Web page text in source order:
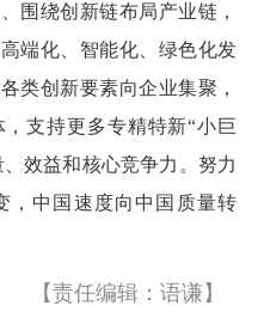
围绕创新链布局产业链，
端化、智能化、绿色化发
类创新要素向企业集聚，
支持更多专精特新“小巨
效益和核心竞争力。努力
，中国速度向中国质量转
【责任编辑：语谦】